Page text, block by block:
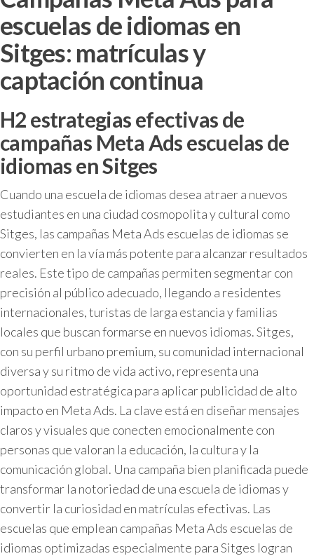
escuelas de idiomas en
Sitges: matrículas y
captación continua
H2 estrategias efectivas de
campañas Meta Ads escuelas de
idiomas en Sitges
Cuando una escuela de idiomas desea atraer a nuevos
estudiantes en una ciudad cosmopolita y cultural como
Sitges, las campañas Meta Ads escuelas de idiomas se
convierten en la vía más potente para alcanzar resultados
reales. Este tipo de campañas permiten segmentar con
precisión al público adecuado, llegando a residentes
internacionales, turistas de larga estancia y familias
locales que buscan formarse en nuevos idiomas. Sitges,
con su perfil urbano premium, su comunidad internacional
diversa y su ritmo de vida activo, representa una
oportunidad estratégica para aplicar publicidad de alto
impacto en Meta Ads. La clave está en diseñar mensajes
claros y visuales que conecten emocionalmente con
personas que valoran la educación, la cultura y la
comunicación global. Una campaña bien planificada puede
transformar la notoriedad de una escuela de idiomas y
convertir la curiosidad en matrículas efectivas. Las
escuelas que emplean campañas Meta Ads escuelas de
idiomas optimizadas especialmente para Sitges logran